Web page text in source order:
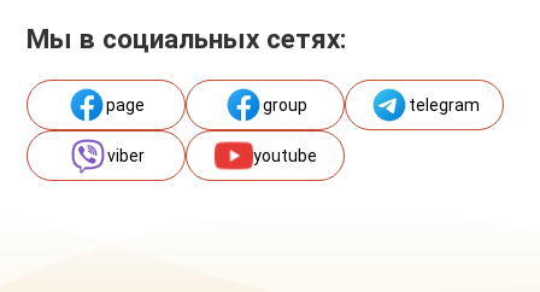
Мы в социальных сетях:
page group telegram
viber youtube